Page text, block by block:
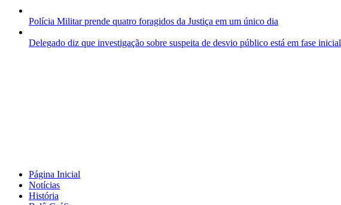
Polícia Militar prende quatro foragidos da Justiça em um único dia
Delegado diz que investigação sobre suspeita de desvio público está em fase inicial
Página Inicial
Notícias
História